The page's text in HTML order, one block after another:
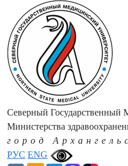
РУС ENG
Северный Государственный
Министерства
город